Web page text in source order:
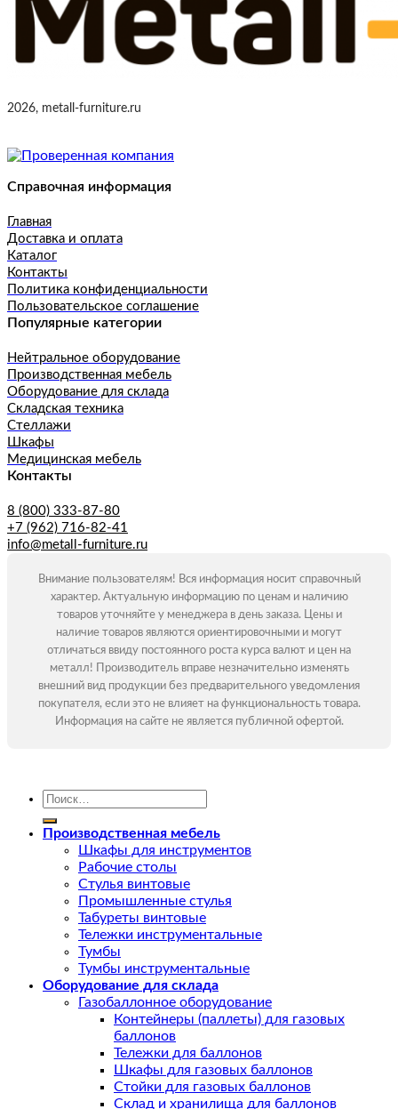
2026, metall-furniture.ru
Справочная информация
Главная
Доставка и оплата
Каталог
Контакты
Политика конфиденциальности
Пользовательское соглашение
Популярные категории
Нейтральное оборудование
Производственная мебель
Оборудование для склада
Складская техника
Стеллажи
Шкафы
Медицинская мебель
Контакты
8 (800) 333-87-80
+7 (962) 716-82-41
info@metall-furniture.ru
Внимание пользователям! Вся информация носит справочный
характер. Актуальную информацию по ценам и наличию
товаров уточняйте у менеджера в день заказа. Цены и
наличие товаров являются ориентировочными и могут
отличаться ввиду постоянного роста курса валют и цен на
металл! Производитель вправе незначительно изменять
внешний вид продукции без предварительного уведомления
покупателя, если это не влияет на функциональность товара.
Информация на сайте не является публичной офертой.
Искать:
Производственная мебель
Шкафы для инструментов
Рабочие столы
Стулья винтовые
Промышленные стулья
Табуреты винтовые
Тележки инструментальные
Тумбы
Тумбы инструментальные
Оборудование для склада
Газобаллонное оборудование
Контейнеры (паллеты) для газовых
баллонов
Тележки для баллонов
Шкафы для газовых баллонов
Стойки для газовых баллонов
Склад и хранилища для баллонов